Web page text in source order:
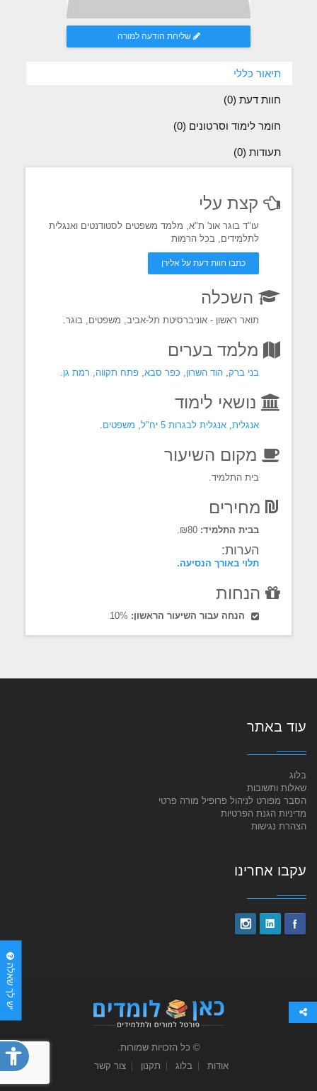
שליחת הודעה למורה
תיאור כללי
חוות דעת (0
)
חומר לימוד וסרטונים (0)
תעודות (0)
קצת עלי
עו"ד בוגר אונ' ת"א, מלמד משפטים לסטודנטים ואנגלית
לתלמידים, בכל הרמות
כתבו חוות דעת על אלירן
השכלה
תואר ראשון - אוניברסיטת תל-אביב, משפטים, בוגר.
מלמד בערים
בני ברק, הוד השרון, כפר סבא, פתח תקווה, רמת גן.
נושאי לימוד
אנגלית, אנגלית לבגרות 5 יח"ל , משפטים.
מקום השיעור
בית התלמיד.
מחירים
בבית התלמיד:
הערות:
תלוי באורך הנסיעה.
הנחות
הנחה עבור השיעור הראשון:
יש לך שאלה
עוד באתר
בלוג
שאלות ותשובות
הסבר מפורט לניהול פרופיל מורה פרטי
מדיניות הגנת הפרטיות
הצהרת נגישות
עקבו אחרינו
© כל הזכויות שמורות.
אודות
בלוג תקנון צור קשר
פתח